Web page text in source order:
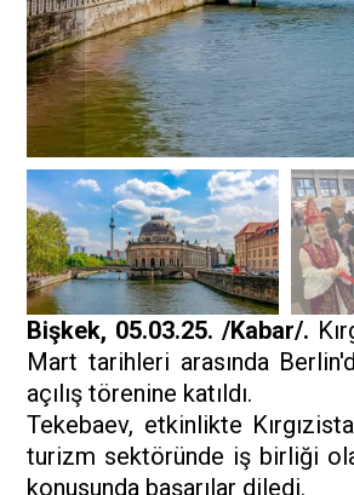
Bişkek, 05.03.25. /Kabar/.
Mart tarihleri ​​arasında
açılış törenine katıldı.
Tekebaev, etkinlikte
turizm sektöründe iş birliği
konusunda başarılar diledi.